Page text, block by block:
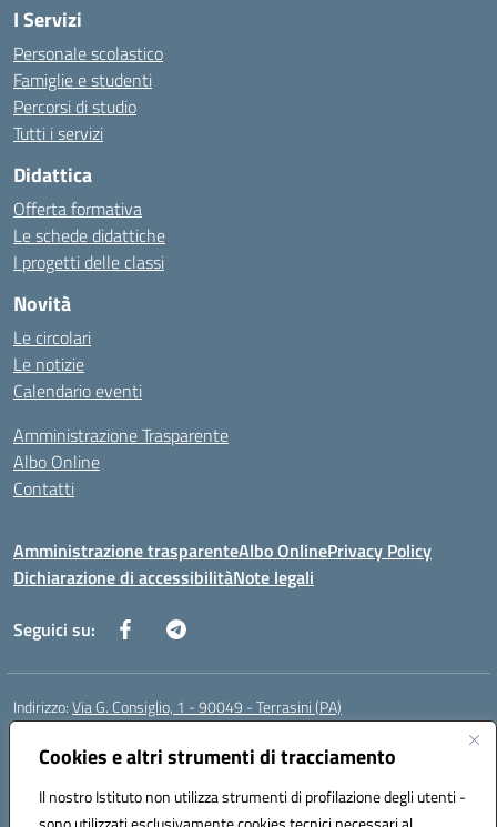
Cookies e altri strumenti di tracciamento
Il nostro Istituto non utilizza strumenti di profilazione degli utenti -
I Servizi
Personale scolastico
Famiglie e studenti
Percorsi di studio
Tutti i servizi
Didattica
Offerta formativa
Le schede didattiche
I progetti delle classi
Novità
Le circolari
Le notizie
Calendario eventi
Amministrazione Trasparente
Albo Online
Contatti
Amministrazione trasparenteAlbo OnlinePrivacy Policy
Dichiarazione di accessibilitàNote legali
Seguici su:
Indirizzo:Via G. Consiglio, 1 - 90049 - Terrasini (PA)
Centralino:
Posta elettronica certificata (PEC):paic88700d@pec.istruzione.it
Codice fiscale: 80025710825
Codice meccanografico:PAIC88700D